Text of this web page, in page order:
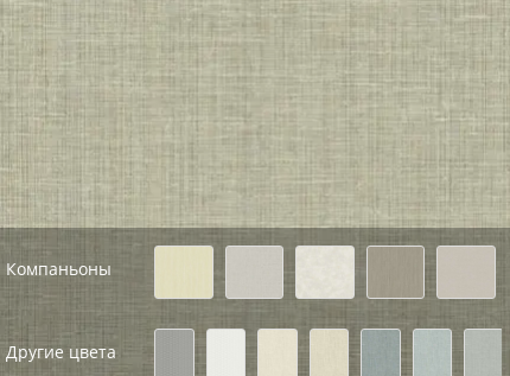
Компаньоны
Другие цвета